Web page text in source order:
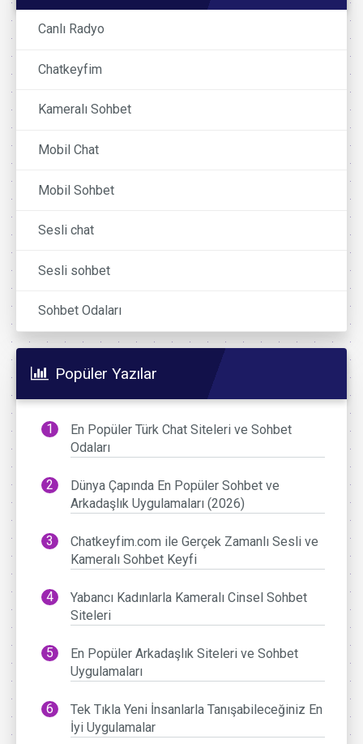
Canlı Radyo
Chatkeyfim
Kameralı Sohbet
Mobil Chat
Mobil Sohbet
Sesli chat
Sesli sohbet
Sohbet Odaları
Popüler Yazılar
En Popüler Türk Chat Siteleri ve Sohbet
Odaları
Dünya Çapında En Popüler Sohbet ve
Arkadaşlık Uygulamaları (2026)
Chatkeyfim.com ile Gerçek Zamanlı Sesli ve
Kameralı Sohbet Keyfi
Yabancı Kadınlarla Kameralı Cinsel Sohbet
Siteleri
En Popüler Arkadaşlık Siteleri ve Sohbet
Uygulamaları
Tek Tıkla Yeni İnsanlarla Tanışabileceğiniz En
İyi Uygulamalar